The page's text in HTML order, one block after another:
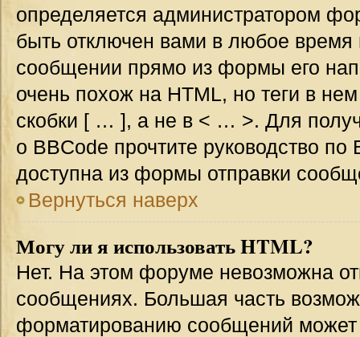
определяется администратором
быть отключен вами в любое
сообщении прямо из формы его
очень похож на HTML, но теги в
скобки [ … ], а не в < … >. Для
о BBCode прочтите руководство
доступна из формы отправки
Вернуться наверх
Могу ли я использовать HTML?
Нет. На этом форуме невозможна
сообщениях. Большая часть
форматированию сообщений может